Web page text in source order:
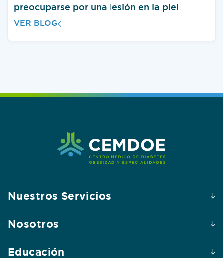
preocuparse por una lesión en la piel
VER BLOG
Nuestros Servicios
Nosotros
Educación